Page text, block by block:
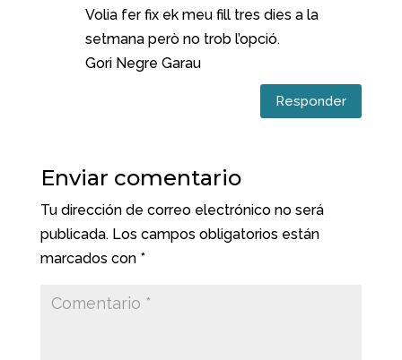
Volia fer fix ek meu fill tres dies a la
setmana però no trob l’opció.
Gori Negre Garau
Responder
Enviar comentario
Tu dirección de correo electrónico no será
publicada. Los campos obligatorios están
marcados con *